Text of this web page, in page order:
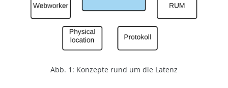
Abb. 1: Konzepte rund um die Latenz